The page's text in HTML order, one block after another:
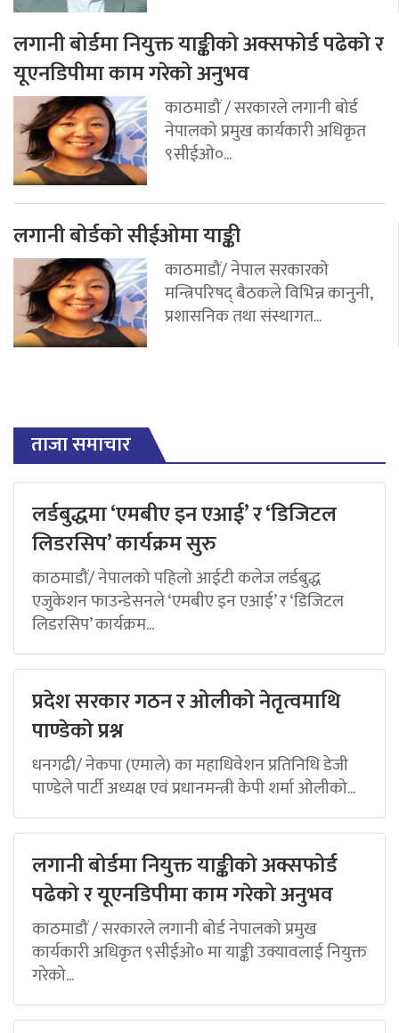
लगानी बोर्डमा नियुक्त याङ्कीको अक्सफोर्ड पढेको र
यूएनडिपीमा काम गरेको अनुभव
काठमाडौं / सरकारले लगानी बोर्ड
नेपालको प्रमुख कार्यकारी अधिकृत
९सीईओ०...
लगानी बोर्डको सीईओमा याङ्की
काठमाडौं/ नेपाल सरकारको
मन्त्रिपरिषद् बैठकले विभिन्न कानुनी,
प्रशासनिक तथा संस्थागत...
ताजा समाचार
लर्डबुद्धमा ‘एमबीए इन एआई’ र ‘डिजिटल
लिडरसिप’ कार्यक्रम सुरु
काठमाडौं/ नेपालको पहिलो आईटी कलेज लर्डबुद्ध
एजुकेशन फाउन्डेसनले ‘एमबीए इन एआई’ र ‘डिजिटल
लिडरसिप’ कार्यक्रम...
प्रदेश सरकार गठन र ओलीको नेतृत्वमाथि
पाण्डेको प्रश्न
धनगढी/ नेकपा (एमाले) का महाधिवेशन प्रतिनिधि डेजी
पाण्डेले पार्टी अध्यक्ष एवं प्रधानमन्त्री केपी शर्मा ओलीको...
लगानी बोर्डमा नियुक्त याङ्कीको अक्सफोर्ड
पढेको र यूएनडिपीमा काम गरेको अनुभव
काठमाडौं / सरकारले लगानी बोर्ड नेपालको प्रमुख
कार्यकारी अधिकृत ९सीईओ० मा याङ्की उक्यावलाई नियुक्त
गरेको...